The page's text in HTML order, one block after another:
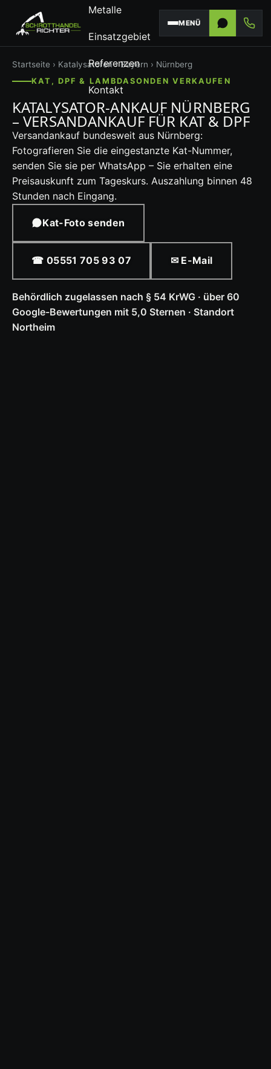
Metalle
Einsatzgebiet
Referenzen
Kontakt
MENÜ
Startseite › Katalysatoren›Bayern › Nürnberg
KAT, DPF & LAMBDASONDEN VERKAUFEN
KATALYSATOR-ANKAUF NÜRNBERG
– VERSANDANKAUF FÜR KAT & DPF
Versandankauf bundesweit aus Nürnberg:
Fotografieren Sie die eingestanzte Kat-Nummer,
senden Sie sie per WhatsApp – Sie erhalten eine
Preisauskunft zum Tageskurs. Auszahlung binnen 48
Stunden nach Eingang.
Kat-Foto senden
☎ 05551 705 93 07 ✉ E-Mail
Behördlich zugelassen nach § 54 KrWG · über 60
Google-Bewertungen mit 5,0 Sternen · Standort
Northeim